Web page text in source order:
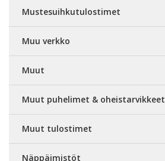
Mustesuihkutulostimet
Muu verkko
Muut
Muut puhelimet & oheistarvikkeet
Muut tulostimet
Näppäimistöt